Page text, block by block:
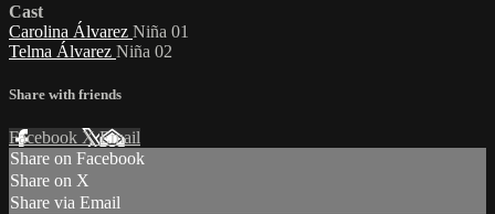
Cast
Carolina Álvarez Niña 01
Telma Álvarez Niña 02
Share with friends
Facebook XEmail
Share on Facebook
Share on X
Share via Email